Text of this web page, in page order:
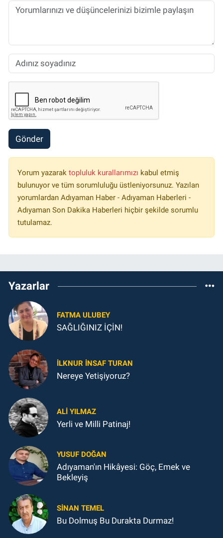
Gönder
Yorum yazarak topluluk kurallarımızı kabul etmiş
bulunuyor ve tüm sorumluluğu üstleniyorsunuz. Yazılan
yorumlardan Adıyaman Haber - Adıyaman Haberleri -
Adıyaman Son Dakika Haberleri hiçbir şekilde sorumlu
tutulamaz.
Yazarlar
FATMA ULUBEY
SAĞLIĞINIZ İÇİN!
İLKNUR İNSAF TURAN
Nereye Yetişiyoruz?
ALI YILMAZ
Yerli ve Milli Patinaj!
YUSUF DOĞAN
Adıyaman'ın Hikâyesi: Göç, Emek ve
Bekleyiş
SINAN TEMEL
Bu Dolmuş Bu Durakta Durmaz!